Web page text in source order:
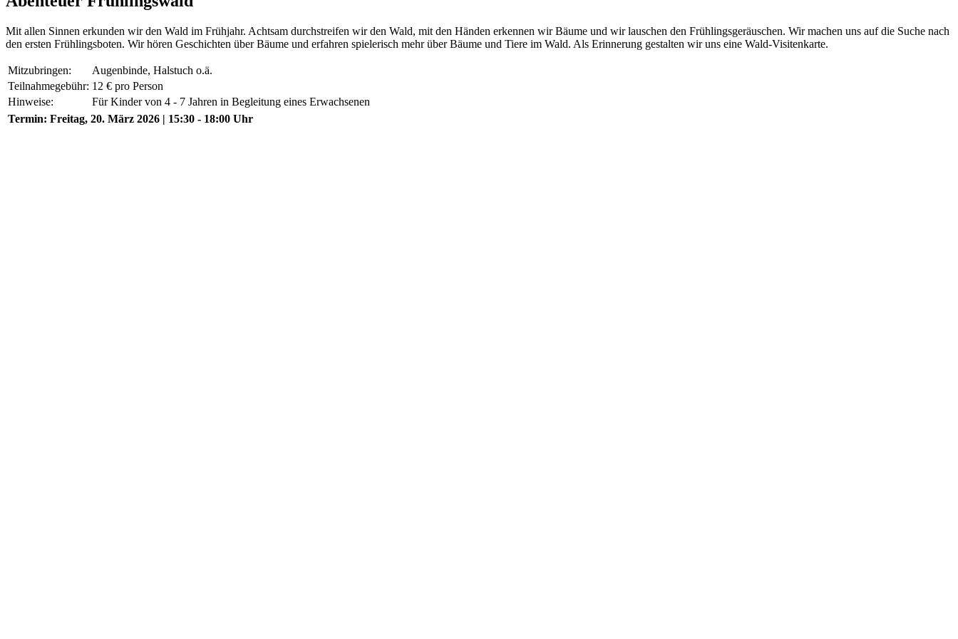
Mit allen Sinnen erkunden wir den Wald im Frühjahr. Achtsam durchstreifen wir den Wald, mit den Händen erkennen wir Bäume und wir lauschen den Frühlingsgeräuschen. Wir machen uns auf die Suche nach
den ersten Frühlingsboten. Wir hören Geschichten über Bäume und erfahren spielerisch mehr über Bäume und Tiere im Wald. Als Erinnerung gestalten wir uns eine Wald-Visitenkarte.
Mitzubringen:
Augenbinde, Halstuch o.ä.
Teilnahmegebühr: 12 € pro Person
Hinweise:
Für Kinder von 4 - 7 Jahren in Begleitung eines Erwachsenen
Termin: Freitag, 20. März 2026 | 15:30 - 18:00 Uhr